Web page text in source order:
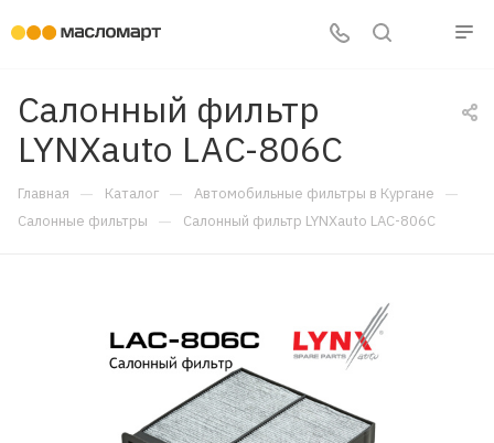
Салонный фильтр
LYNXauto LAC-806C
Главная — Каталог — Автомобильные фильтры в Кургане —
Салонные фильтры — Салонный фильтр LYNXauto LAC-806C